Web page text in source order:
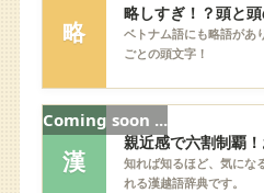
略
略しすぎ！？頭と
ベトナム語にも略語があ
ごとの頭文字！
漢
親近感で六割制覇
知れば知るほど、気にな
れる漢越語辞典です。
Coming soon ...